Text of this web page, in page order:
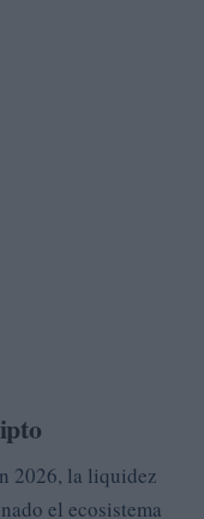
2026, la liquidez
el ecosistema